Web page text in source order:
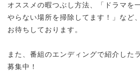
オススメの暇つぶし方法、「ドラマを
やらない場所を掃除してます！」など
お待ちしております。
また、番組のエンディングで紹介した
募集中！